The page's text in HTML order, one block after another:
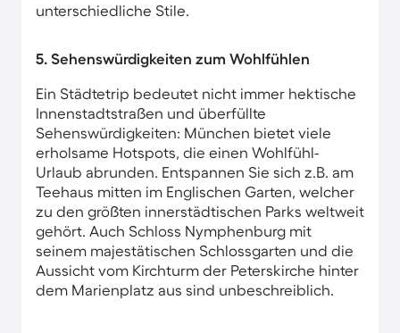
unterschiedliche Stile.
5. Sehenswürdigkeiten zum Wohlfühlen
Ein Städtetrip bedeutet nicht immer hektische
Innenstadtstraßen und überfüllte
Sehenswürdigkeiten: München bietet viele
erholsame Hotspots, die einen Wohlfühl-
Urlaub abrunden. Entspannen Sie sich z.B. am
Teehaus mitten im Englischen Garten, welcher
zu den größten innerstädtischen Parks weltweit
gehört. Auch Schloss Nymphenburg mit
seinem majestätischen Schlossgarten und die
Aussicht vom Kirchturm der Peterskirche hinter
dem Marienplatz aus sind unbeschreiblich.